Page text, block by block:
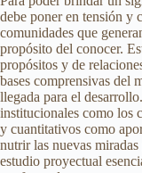
debe poner en tensión y
comunidades que
propósito del conocer.
propósitos y de
bases comprensivas del
llegada para el
institucionales como los
y cuantitativos como
nutrir las nuevas
estudio proyectual